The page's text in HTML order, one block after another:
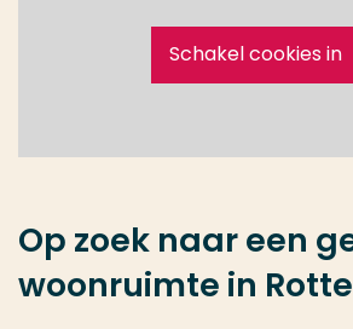
Schakel cookies in
Op zoek naar een
woonruimte in